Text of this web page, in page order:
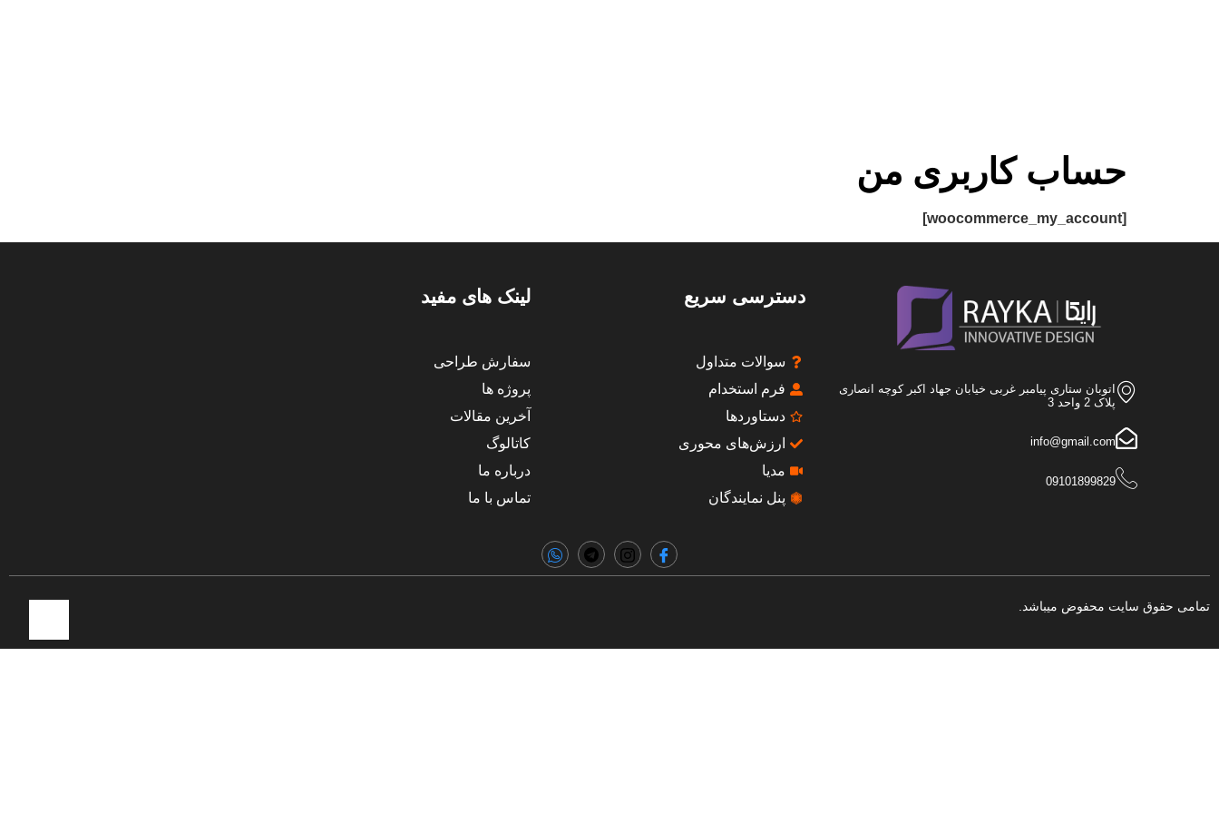
حساب کاربری من
[woocommerce_my_account]
اتوبان ستاری پیامبر غربی خیابان جهاد اکبر کوچه انصاری
پلاک 2 واحد 3
info@gmail.com
دسترسی سریع
سوالات متداول
فرم استخدام
دستاوردها
ارزش‌های محوری
مدیا
پنل نمایندگان
لینک های مفید
سفارش طراحی
پروژه ها
آخرین مقالات
کاتالوگ
درباره ما
تماس با ما
تمامی حقوق سایت محفوض میباشد.